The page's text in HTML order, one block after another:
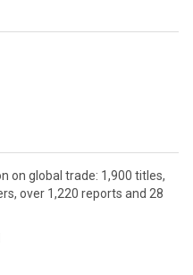
on global trade: 1,900 titles,
over 1,220 reports and 28